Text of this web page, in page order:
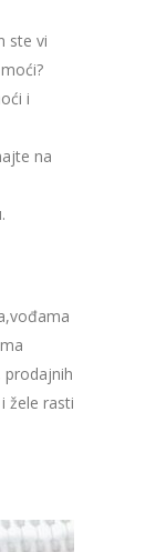
ste vi
i
na
žele rasti